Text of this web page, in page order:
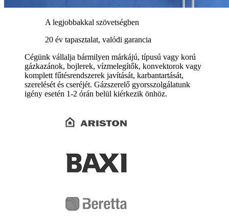
A legjobbakkal szövetségben
20 év tapasztalat, valódi garancia
Cégünk vállalja bármilyen márkájú, típusú vagy korú
gázkazánok, bojlerek, vízmelegítők, konvektorok vagy
komplett fűtésrendszerek javítását, karbantartását,
szerelését és cseréjét. Gázszerelő gyorsszolgálatunk
igény esetén 1-2 órán belül kiérkezik önhöz.